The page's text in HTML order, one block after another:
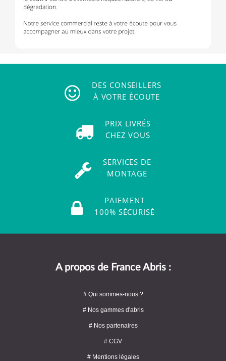
DES CONSEILLERS
À VOTRE ÉCOUTE
PRIX LIVRÉS
CHEZ VOUS
SERVICES DE
MONTAGE
PAIEMENT
100% SÉCURISÉ
A propos de France Abris :
# Qui sommes-nous ?
# Nos gammes d'abris
# Nos partenaires
# CGV
# Mentions légales